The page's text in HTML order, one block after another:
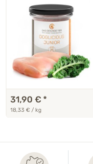
31,90 € *
18,33 € / kg